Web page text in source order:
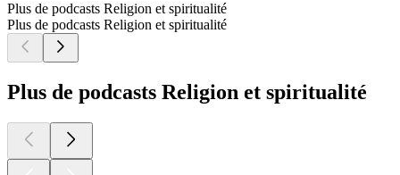
Plus de podcasts Religion et spiritualité
Plus de podcasts Religion et spiritualité
Plus de podcasts Religion et spiritualité